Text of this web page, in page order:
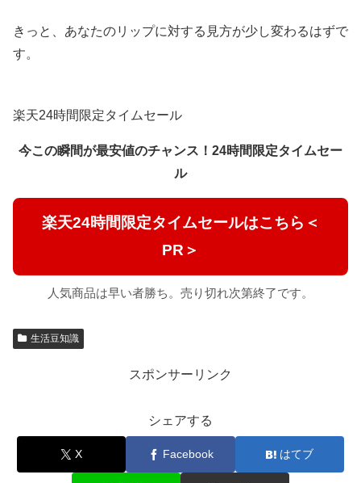
きっと、あなたのリップに対する見方が少し変わるはずで
す。
楽天24時間限定タイムセール
今この瞬間が最安値のチャンス！24時間限定タイムセー
ル
楽天24時間限定タイムセールはこちら＜
PR＞
人気商品は早い者勝ち。売り切れ次第終了です。
生活豆知識
スポンサーリンク
シェアする
X Facebook はてブ